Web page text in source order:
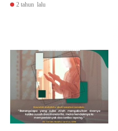
2 tahun lalu